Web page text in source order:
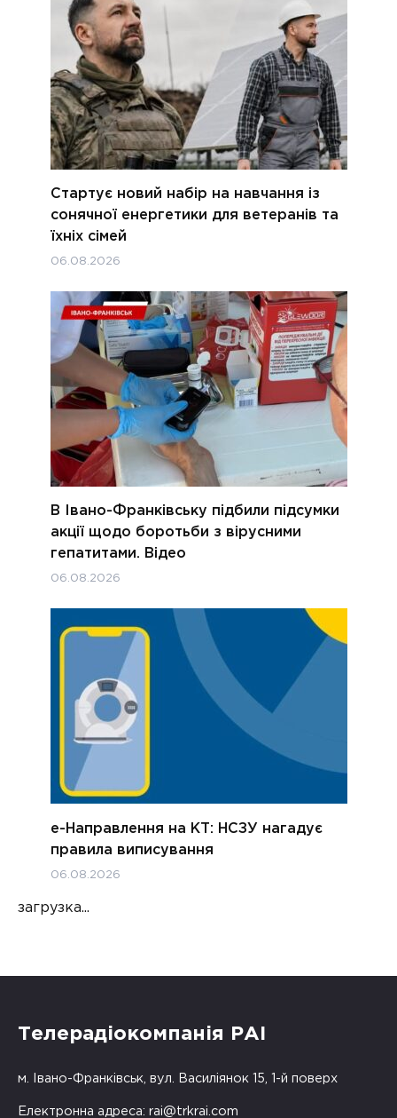
Стартує новий набір на навчання із
сонячної енергетики для ветеранів та
їхніх сімей
06.08.2026
В Івано-Франківську підбили підсумки
акції щодо боротьби з вірусними
гепатитами. Відео
06.08.2026
е-Направлення на КТ: НСЗУ нагадує
правила виписування
06.08.2026
загрузка...
Телерадіокомпанія РАІ
м. Івано-Франківськ, вул. Василіянок 15, 1-й поверх
Електронна адреса: rai@trkrai.com